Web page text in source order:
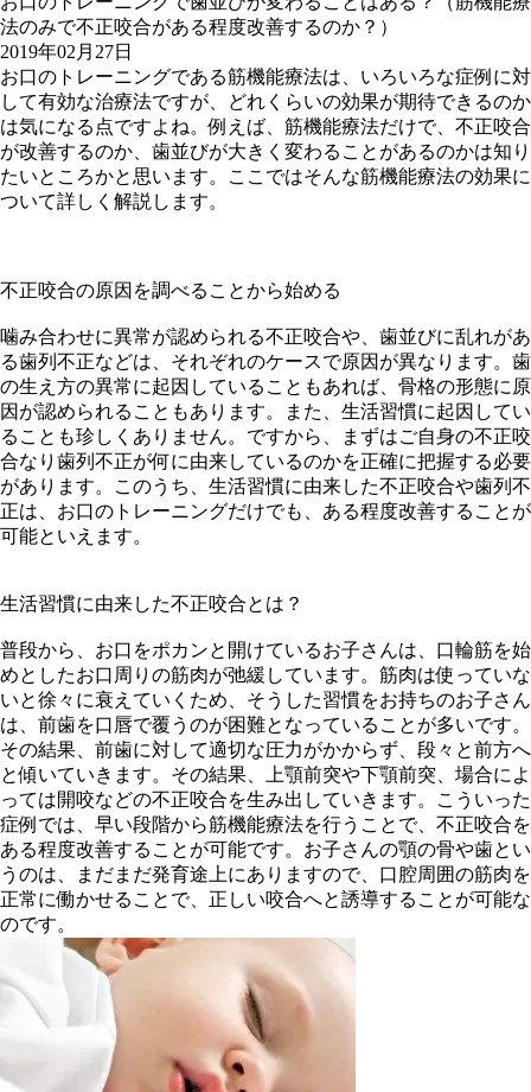
法のみで不正咬合がある程度改善するのか？）
2019年02月27日
お口のトレーニングである筋機能療法は、いろいろな症例に対
して有効な治療法ですが、どれくらいの効果が期待できるのか
は気になる点ですよね。例えば、筋機能療法だけで、不正咬合
が改善するのか、歯並びが大きく変わることがあるのかは知り
たいところかと思います。ここではそんな筋機能療法の効果に
ついて詳しく解説します。
不正咬合の原因を調べることから始める
噛み合わせに異常が認められる不正咬合や、歯並びに乱れがあ
る歯列不正などは、それぞれのケースで原因が異なります。歯
の生え方の異常に起因していることもあれば、骨格の形態に原
因が認められることもあります。また、生活習慣に起因してい
ることも珍しくありません。ですから、まずはご自身の不正咬
合なり歯列不正が何に由来しているのかを正確に把握する必要
があります。このうち、生活習慣に由来した不正咬合や歯列不
正は、お口のトレーニングだけでも、ある程度改善することが
可能といえます。
生活習慣に由来した不正咬合とは？
普段から、お口をポカンと開けているお子さんは、口輪筋を始
めとしたお口周りの筋肉が弛緩しています。筋肉は使っていな
いと徐々に衰えていくため、そうした習慣をお持ちのお子さん
は、前歯を口唇で覆うのが困難となっていることが多いです。
その結果、前歯に対して適切な圧力がかからず、段々と前方へ
と傾いていきます。その結果、上顎前突や下顎前突、場合によ
っては開咬などの不正咬合を生み出していきます。こういった
症例では、早い段階から筋機能療法を行うことで、不正咬合を
ある程度改善することが可能です。お子さんの顎の骨や歯とい
うのは、まだまだ発育途上にありますので、口腔周囲の筋肉を
正常に働かせることで、正しい咬合へと誘導することが可能な
のです。